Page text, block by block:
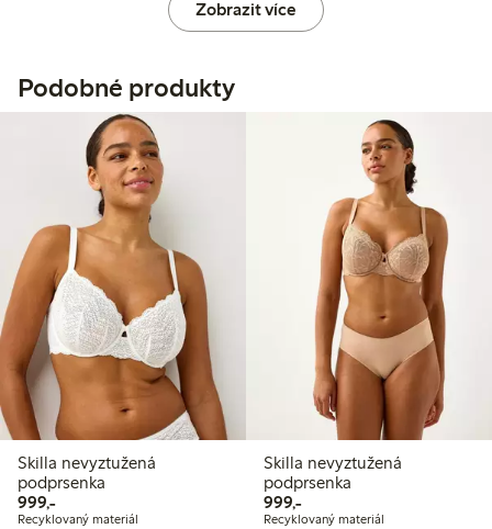
Zobrazit více
Podobné produkty
Skilla nevyztužená
podprsenka
999,-999,00 Kč
Recyklovaný materiál
Skilla nevyztužená
podprsenka
999,-999,00 Kč
Recyklovaný materiál